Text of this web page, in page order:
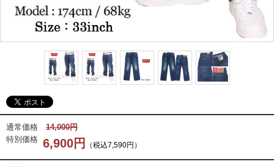
通常価格
14,000円
特別価格 6,900円 （税込7,590円）